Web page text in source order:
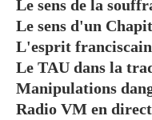
Le sens de la
Le sens d'un
L'esprit
Le TAU dans la
Manipulations
Radio VM en direct